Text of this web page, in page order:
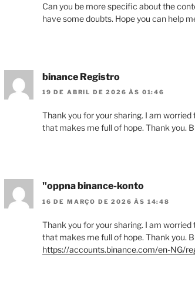
Can you be more specific about the
have some doubts. Hope you can help
binance Registro
19 DE ABRIL DE 2026 ÀS 01:46
Thank you for your sharing. I am
that makes me full of hope. Thank you.
"oppna binance-konto
16 DE MARÇO DE 2026 ÀS 14:48
Thank you for your sharing. I am
that makes me full of hope. Thank you.
https://accounts.binance.com/en-NG/